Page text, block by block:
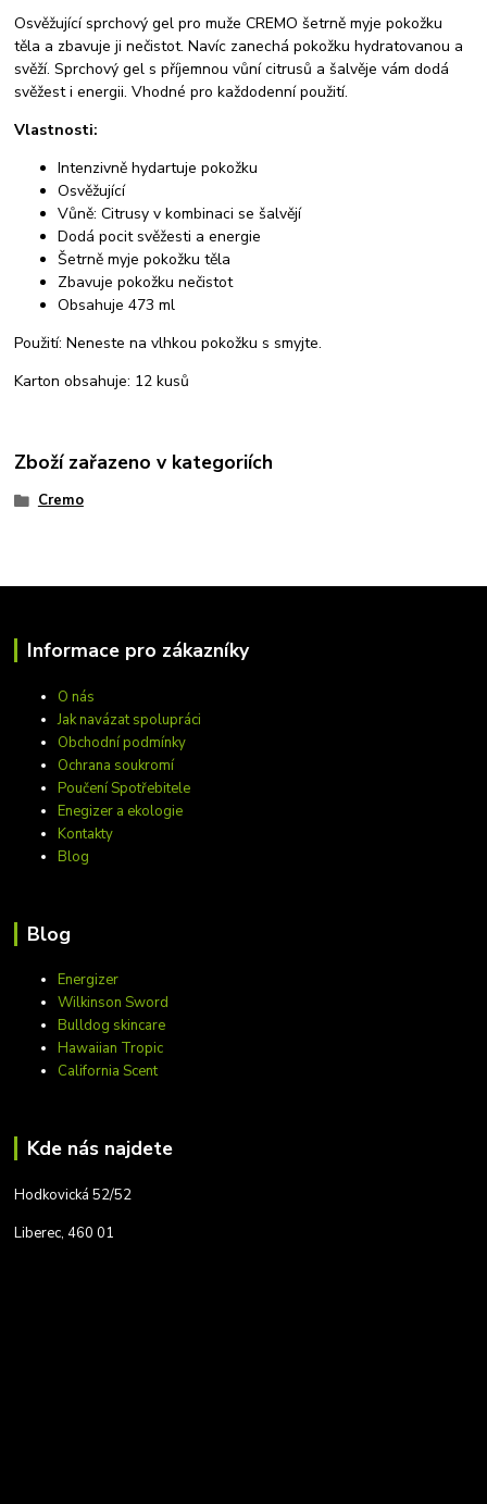
Osvěžující sprchový gel pro muže CREMO šetrně myje pokožku
těla a zbavuje ji nečistot. Navíc zanechá pokožku hydratovanou a
svěží. Sprchový gel s příjemnou vůní citrusů a šalvěje vám dodá
svěžest i energii. Vhodné pro každodenní použití.
Vlastnosti:
Intenzivně hydartuje pokožku
Osvěžující
Vůně: Citrusy v kombinaci se šalvějí
Dodá pocit svěžesti a energie
Šetrně myje pokožku těla
Zbavuje pokožku nečistot
Obsahuje 473 ml
Použití: Neneste na vlhkou pokožku s smyjte.
Karton obsahuje: 12 kusů
Zboží zařazeno v kategoriích
Cremo
Informace pro zákazníky
O nás
Jak navázat spolupráci
Obchodní podmínky
Ochrana soukromí
Poučení Spotřebitele
Enegizer a ekologie
Kontakty
Blog
Blog
Energizer
Wilkinson Sword
Bulldog skincare
Hawaiian Tropic
California Scent
Kde nás najdete
Hodkovická 52/52
Liberec, 460 01